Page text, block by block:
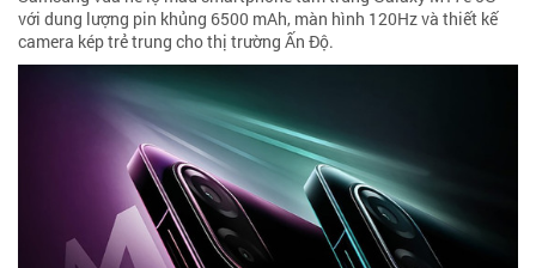
với dung lượng pin khủng 6500 mAh, màn hình 120Hz và thiết kế
camera kép trẻ trung cho thị trường Ấn Độ.